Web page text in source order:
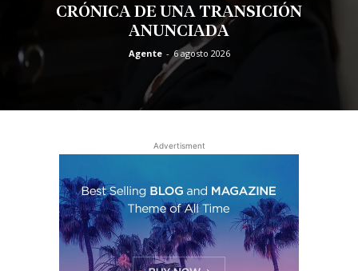
CRÓNICA DE UNA TRANSICIÓN
ANUNCIADA
Agente - 6 agosto 2026
Advertisment